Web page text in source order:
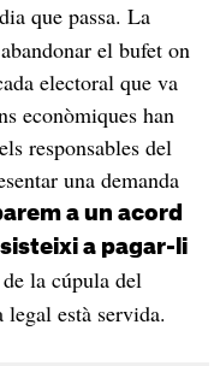
que passa. La
el bufet on
electoral que va
econòmiques han
responsables del
una demanda
a un acord
a pagar-li
la cúpula del
està servida.